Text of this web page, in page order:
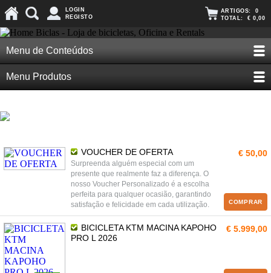
LOGIN
REGISTO
ARTIGOS: 0
TOTAL: € 0,00
Menu de Conteúdos
Menu Produtos
VOUCHER DE OFERTA
Surpreenda alguém especial com um
presente que realmente faz a diferença. O
nosso Voucher Personalizado é a escolha
perfeita para qualquer ocasião, garantindo
satisfação e felicidade em cada utilização.
€ 50,00
COMPRAR
BICICLETA KTM MACINA KAPOHO
PRO L 2026
€ 5.999,00